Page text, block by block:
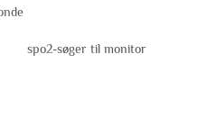
spo2-søger til monitor